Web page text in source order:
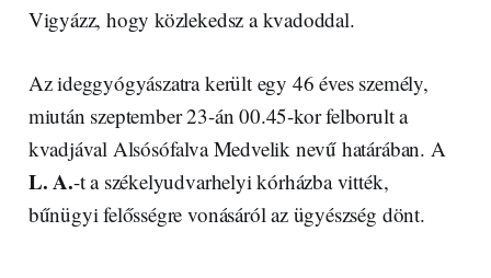
Vigyázz, hogy közlekedsz a kvadoddal.
Az ideggyógyászatra került egy 46 éves személy,
miután szeptember 23-án 00.45-kor felborult a
kvadjával Alsósófalva Medvelik nevű határában. A
L. A.-t a székelyudvarhelyi kórházba vitték,
bűnügyi felősségre vonásáról az ügyészség dönt.